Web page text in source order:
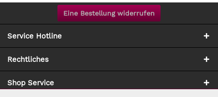
Eine Bestellung widerrufen
Service Hotline
Rechtliches
Shop Service